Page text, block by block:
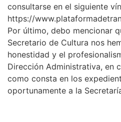
consultarse en el siguiente
https://
Por último, debo mencionar
Secretario de Cultura nos
honestidad y el
Dirección Administrativa, en
como consta en los
oportunamente a la